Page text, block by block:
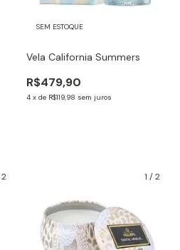
SEM ESTOQUE
Vela California Summers
R$479,90
4 x de R$119,98 sem juros
2 1 /2